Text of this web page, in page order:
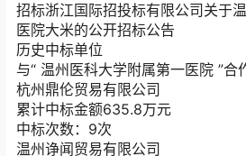
招标浙江国际招投标有限公司关于
医院大米的公开招标公告
历史中标单位
与“ 温州医科大学附属第一医院 ”合
杭州鼎伦贸易有限公司
累计中标金额635.8万元
中标次数：9次
温州诤闻贸易有限公司